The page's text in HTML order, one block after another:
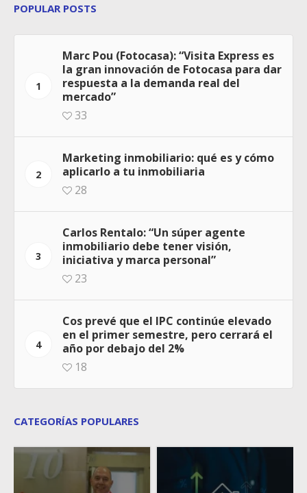
POPULAR POSTS
1
Marc Pou (Fotocasa): “Visita Express es
la gran innovación de Fotocasa para dar
respuesta a la demanda real del
mercado”
33
2
Marketing inmobiliario: qué es y cómo
aplicarlo a tu inmobiliaria
28
3
Carlos Rentalo: “Un súper agente
inmobiliario debe tener visión,
iniciativa y marca personal”
23
4
Cos prevé que el IPC continúe elevado
en el primer semestre, pero cerrará el
año por debajo del 2%
18
CATEGORÍAS POPULARES